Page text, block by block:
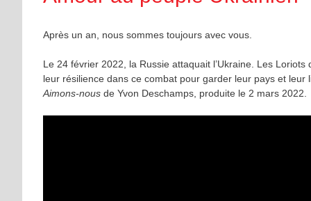
Après un an, nous sommes toujours avec vous.
Le 24 février 2022, la Russie attaquait l’Ukraine. Les
leur résilience dans ce combat pour garder leur pays et
Aimons-nous de Yvon Deschamps, produite le 2 mars 2022.